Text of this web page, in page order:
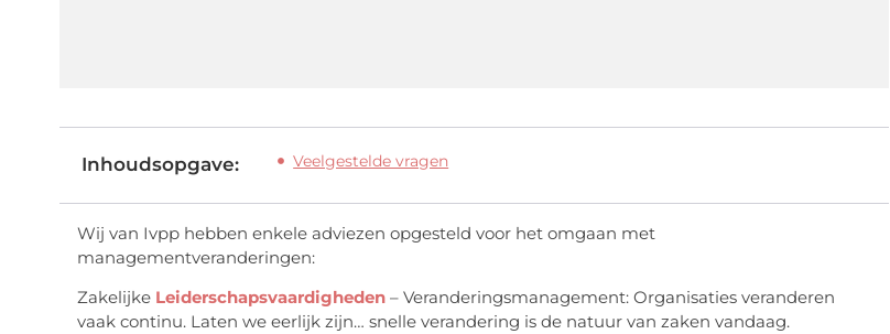
Inhoudsopgave: Veelgestelde vragen
Wij van Ivpp hebben enkele adviezen opgesteld voor het omgaan met
managementveranderingen:
Zakelijke Leiderschapsvaardigheden– Veranderingsmanagement: Organisaties veranderen
vaak continu. Laten we eerlijk zijn… snelle verandering is de natuur van zaken vandaag.